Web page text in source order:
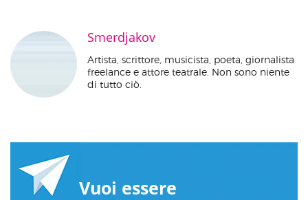
Smerdjakov
Artista, scrittore, musicista, poeta, giornalista
freelance e attore teatrale. Non sono niente
di tutto ciò.
Vuoi essere